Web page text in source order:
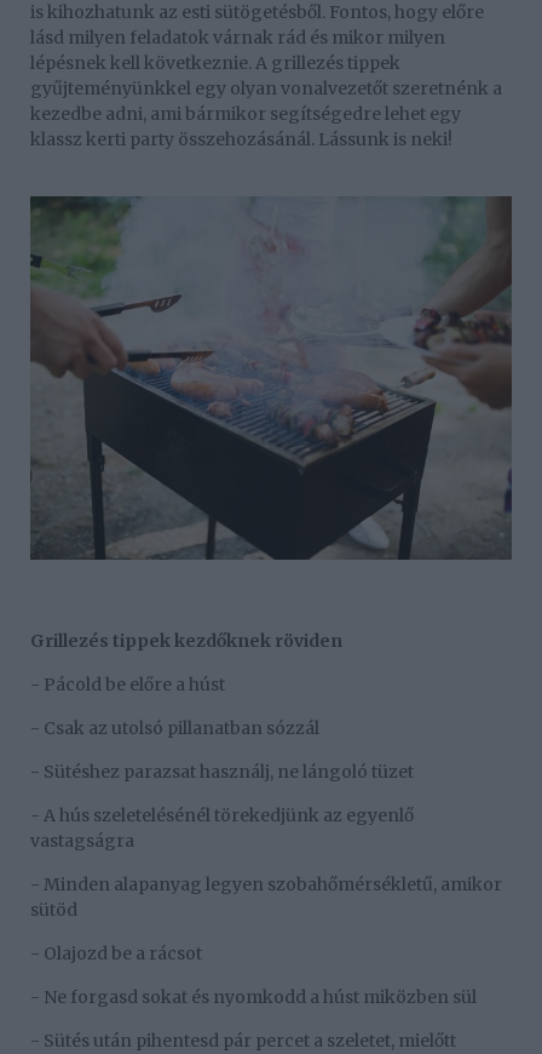
is kihozhatunk az esti sütögetésből. Fontos, hogy előre
lásd milyen feladatok várnak rád és mikor milyen
lépésnek kell következnie. A grillezés tippek
gyűjteményünkkel egy olyan vonalvezetőt szeretnénk a
kezedbe adni, ami bármikor segítségedre lehet egy
klassz kerti party összehozásánál. Lássunk is neki!
Grillezés tippek kezdőknek röviden
- Pácold be előre a húst
- Csak az utolsó pillanatban sózzál
- Sütéshez parazsat használj, ne lángoló tüzet
- A hús szeletelésénél törekedjünk az egyenlő
vastagságra
- Minden alapanyag legyen szobahőmérsékletű, amikor
sütöd
- Olajozd be a rácsot
- Ne forgasd sokat és nyomkodd a húst miközben sül
- Sütés után pihentesd pár percet a szeletet, mielőtt